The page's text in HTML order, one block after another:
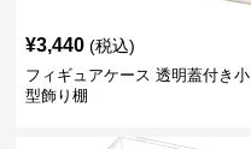
¥3,440 (税込)
フィギュアケース 透明蓋付き小
型飾り棚